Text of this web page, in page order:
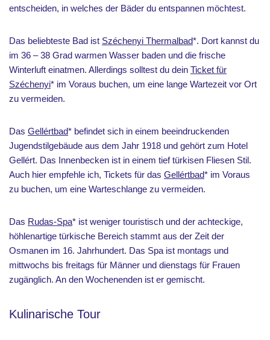
entscheiden, in welches der Bäder du entspannen möchtest.
Das beliebteste Bad ist Széchenyi Thermalbad*. Dort kannst du
im 36 – 38 Grad warmen Wasser baden und die frische
Winterluft einatmen. Allerdings solltest du dein Ticket für
Széchenyi* im Voraus buchen, um eine lange Wartezeit vor Ort
zu vermeiden.
Das Gellértbad* befindet sich in einem beeindruckenden
Jugendstilgebäude aus dem Jahr 1918 und gehört zum Hotel
Gellért. Das Innenbecken ist in einem tief türkisen Fliesen Stil.
Auch hier empfehle ich, Tickets für das Gellértbad* im Voraus
zu buchen, um eine Warteschlange zu vermeiden.
Das Rudas-Spa* ist weniger touristisch und der achteckige,
höhlenartige türkische Bereich stammt aus der Zeit der
Osmanen im 16. Jahrhundert. Das Spa ist montags und
mittwochs bis freitags für Männer und dienstags für Frauen
zugänglich. An den Wochenenden ist er gemischt.
Kulinarische Tour